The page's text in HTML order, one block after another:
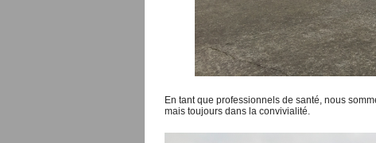
En tant que professionnels de santé, nous
mais toujours dans la convivialité.